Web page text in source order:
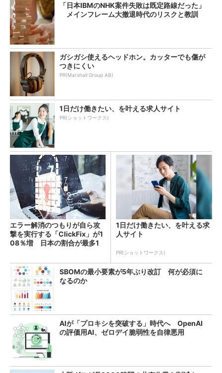
「日本IBMのNHK案件失敗は既定路線だった」
メインフレーム大撤退時代のリスクと教訓
ガシガシ使えるヘッドホン。カッターでも傷が
つきにくい
PR(Marshall Group AB)
1日だけ働きたい、を叶える求人サイト
PR(ショットワークス)
エラー解消のつもりが自ら攻
撃を実行する「ClickFix」が1
08％増 日本の割合が最多1
1日だけ働きたい、を叶える求
人サイト
PR(ショットワークス)
SBOMの最小要素が5年ぶり改訂 何が必須に
なるのか
AIが「プロキシを突破する」時代へ OpenAI
の評価用AI、ゼロデイ脆弱性を自律悪用